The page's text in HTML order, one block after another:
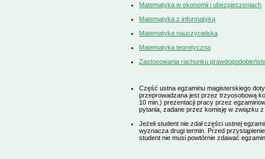
Matematyka w ekonomii i ubezpieczeniach
Matematyka z informatyką
Matematyka nauczycielska
Matematyka teoretyczna
Zastosowania rachunku
Część ustna egzaminu magisterskiego
przeprowadzana jest przez trzyosobową
10 min.) prezentacji pracy przez
pytania, zadane przez komisję w związku
Jeżeli student nie zdał części ustnej
wyznacza drugi termin. Przed
student nie musi powtórnie zdawać